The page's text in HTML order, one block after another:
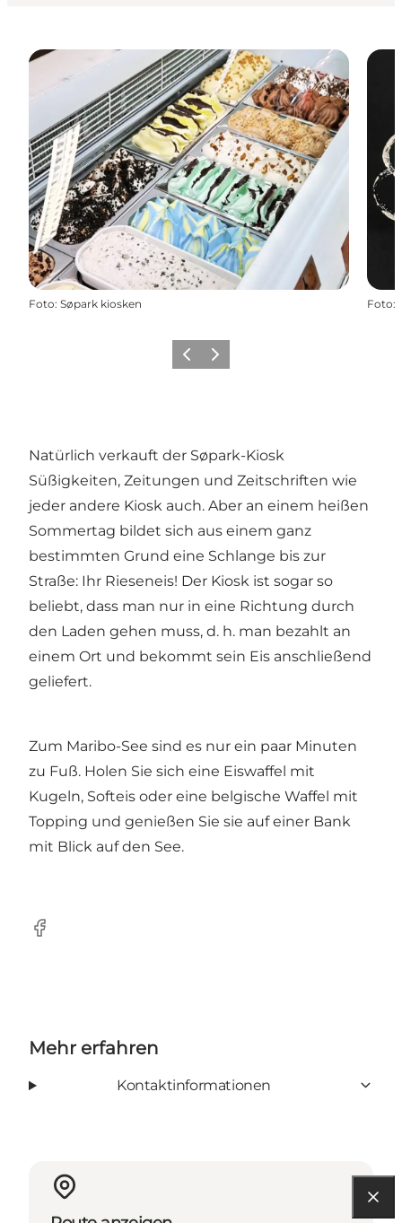
Foto: Søpark kiosken Foto:
ZurückWeiter
Natürlich verkauft der Søpark-Kiosk
Süßigkeiten, Zeitungen und Zeitschriften wie
jeder andere Kiosk auch. Aber an einem heißen
Sommertag bildet sich aus einem ganz
bestimmten Grund eine Schlange bis zur
Straße: Ihr Rieseneis! Der Kiosk ist sogar so
beliebt, dass man nur in eine Richtung durch
den Laden gehen muss, d. h. man bezahlt an
einem Ort und bekommt sein Eis anschließend
geliefert.
Zum Maribo-See sind es nur ein paar Minuten
zu Fuß. Holen Sie sich eine Eiswaffel mit
Kugeln, Softeis oder eine belgische Waffel mit
Topping und genießen Sie sie auf einer Bank
mit Blick auf den See.
Facebook
Mehr erfahren
Kontaktinformationen